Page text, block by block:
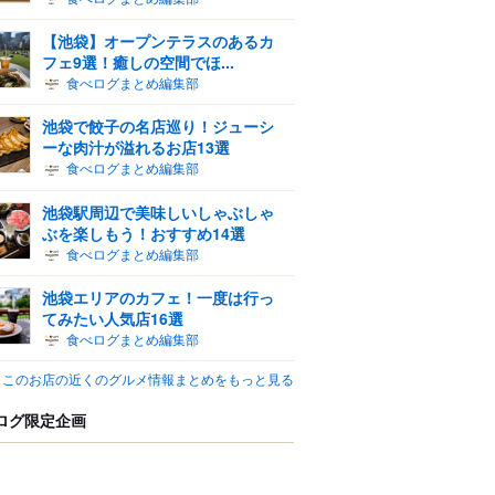
【池袋】オープンテラスのあるカ
フェ9選！癒しの空間でほ...
食べログまとめ編集部
池袋で餃子の名店巡り！ジューシ
ーな肉汁が溢れるお店13選
食べログまとめ編集部
池袋駅周辺で美味しいしゃぶしゃ
ぶを楽しもう！おすすめ14選
食べログまとめ編集部
池袋エリアのカフェ！一度は行っ
てみたい人気店16選
食べログまとめ編集部
このお店の近くのグルメ情報まとめをもっと見る
グ限定企画